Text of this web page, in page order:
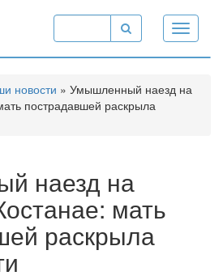
Toggle
новости » Умышленный наезд на
пострадавшей раскрыла
наезд на
мать
раскрыла